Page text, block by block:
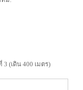
(เดิน 400 เมตร)